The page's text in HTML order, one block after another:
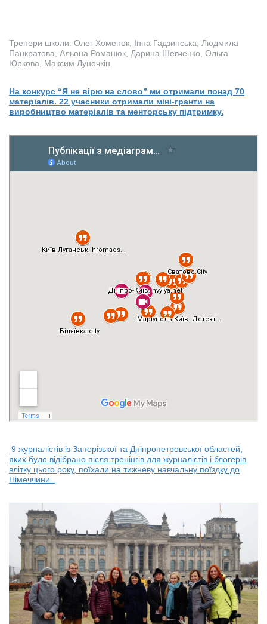
Тренери школи: Олег Хоменок, Інна Гадзинська, Людмила
Панкратова, Альона Романюк, Дарина Шевченко, Ольга
Юркова, Максим Луночкін.
На конкурс “Я не вірю на слово” ми отримали понад 70
матеріалів. 22 учасники отримали міні-гранти на
виробництво матеріалів та менторську підтримку.
9 журналістів із Запорізької та Дніпропетровської областей,
яких було відібрано після тренінгів для журналістів і блогерів
влітку цього року, поїхали на тижневу навчальну поїздку до
Німеччини.